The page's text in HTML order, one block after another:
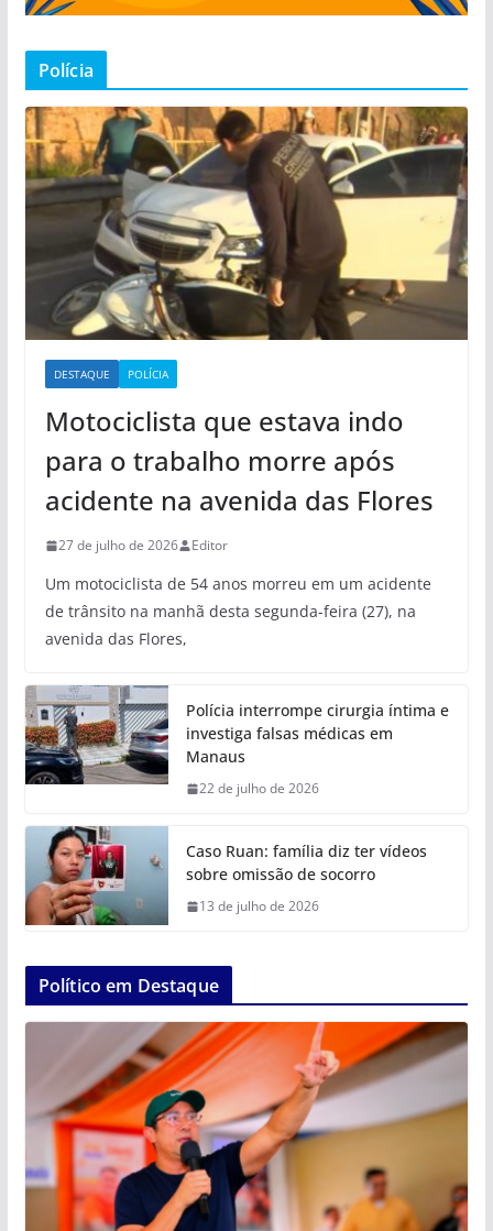
Polícia
DESTAQUE POLÍCIA
Motociclista que estava indo
para o trabalho morre após
acidente na avenida das Flores
27 de julho de 2026 Editor
Um motociclista de 54 anos morreu em um acidente
de trânsito na manhã desta segunda-feira (27), na
avenida das Flores,
Polícia interrompe cirurgia íntima e
investiga falsas médicas em
Manaus
22 de julho de 2026
Caso Ruan: família diz ter vídeos
sobre omissão de socorro
13 de julho de 2026
Político em Destaque